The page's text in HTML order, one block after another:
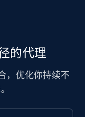
的代理
，优化你持续不